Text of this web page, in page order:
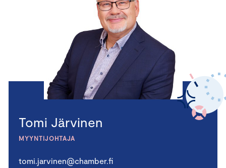
Tomi Järvinen
MYYNTIJOHTAJA
tomi.jarvinen@chamber.fi